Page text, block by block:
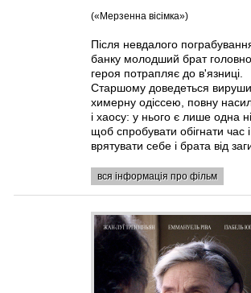
(«Мерзенна вісімка»)
Після невдалого
банку молодший брат
героя потрапляє до в'язниці.
Старшому доведеться
химерну одіссею, повну
і хаосу: у нього є лише одна
щоб спробувати обігнати час і
врятувати себе і брата від
вся інформація про фільм